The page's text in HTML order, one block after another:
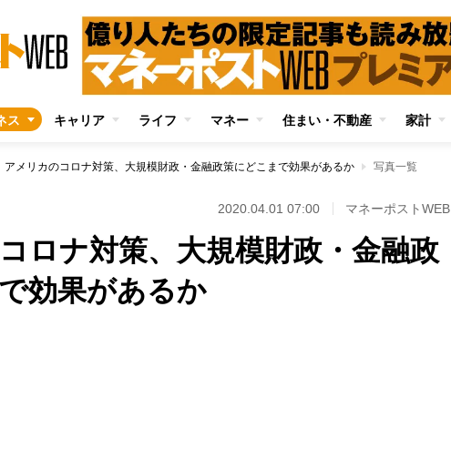
ス キャリア ライフ マネー 住まい・不動産 家計
アメリカのコロナ対策、大規模財政・金融政策にどこまで効果があるか 写真一覧
2020.04.01 07:00 マネーポストWEB
ロナ対策、大規模財政・金融政
効果があるか